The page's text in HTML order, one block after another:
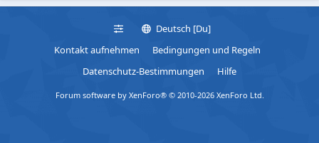
Deutsch [Du]
Kontakt aufnehmen
Bedingungen und Regeln
Datenschutz-Bestimmungen
Hilfe
Forum software by XenForo® © 2010-2026 XenForo Ltd.